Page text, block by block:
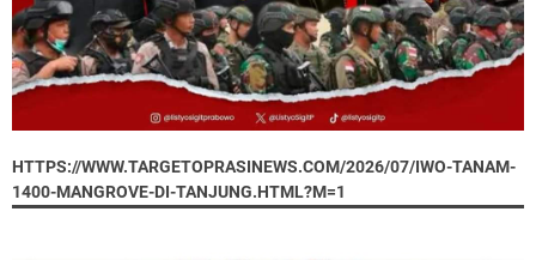
HTTPS://WWW.TARGETOPRASINEWS.COM/2026/07/IWO-TANAM-
1400-MANGROVE-DI-TANJUNG.HTML?M=1